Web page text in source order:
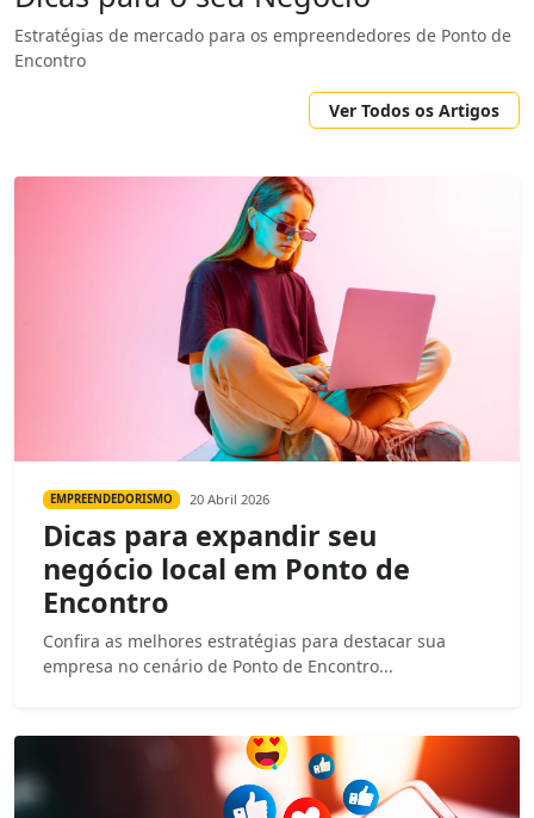
Estratégias de mercado para os empreendedores de Ponto de
Encontro
Ver Todos os Artigos
EMPREENDEDORISMO 20 Abril 2026
Dicas para expandir seu
negócio local em Ponto de
Encontro
Confira as melhores estratégias para destacar sua
empresa no cenário de Ponto de Encontro...